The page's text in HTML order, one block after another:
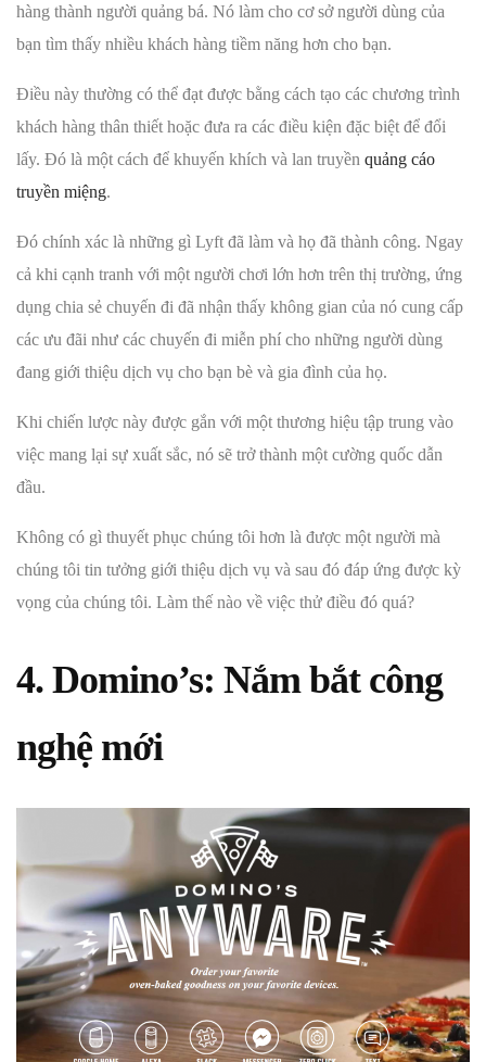
hàng thành người quảng bá. Nó làm cho cơ sở người dùng của
bạn tìm thấy nhiều khách hàng tiềm năng hơn cho bạn.
Điều này thường có thể đạt được bằng cách tạo các chương trình
khách hàng thân thiết hoặc đưa ra các điều kiện đặc biệt để đổi
lấy. Đó là một cách để khuyến khích và lan truyền quảng cáo
truyền miệng.
Đó chính xác là những gì Lyft đã làm và họ đã thành công. Ngay
cả khi cạnh tranh với một người chơi lớn hơn trên thị trường, ứng
dụng chia sẻ chuyến đi đã nhận thấy không gian của nó cung cấp
các ưu đãi như các chuyến đi miễn phí cho những người dùng
đang giới thiệu dịch vụ cho bạn bè và gia đình của họ.
Khi chiến lược này được gắn với một thương hiệu tập trung vào
việc mang lại sự xuất sắc, nó sẽ trở thành một cường quốc dẫn
đầu.
Không có gì thuyết phục chúng tôi hơn là được một người mà
chúng tôi tin tưởng giới thiệu dịch vụ và sau đó đáp ứng được kỳ
vọng của chúng tôi. Làm thế nào về việc thử điều đó quá?
4. Domino’s: Nắm bắt công
nghệ mới